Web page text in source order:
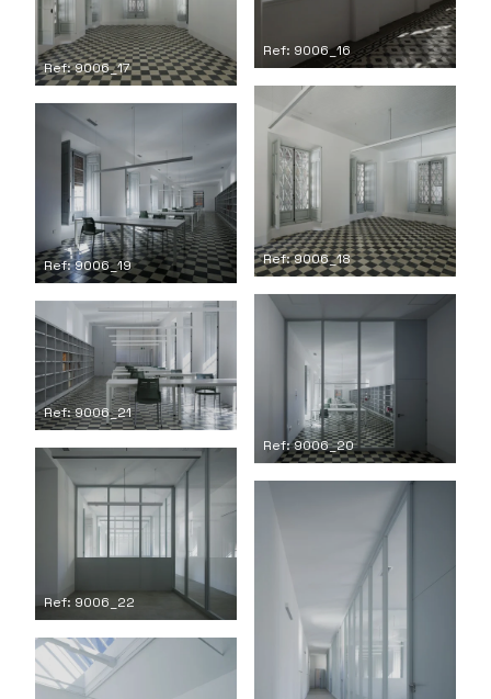
Ref: 9006_16
Ref: 9006_17
Ref: 9006_18
Ref: 9006_19
Ref: 9006_20
Ref: 9006_21
Ref: 9006_22